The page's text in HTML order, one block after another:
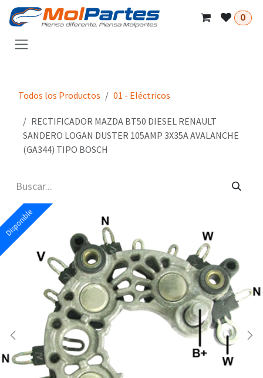
Ir al contenido
0
Todos los Productos 01 - Eléctricos
RECTIFICADOR MAZDA BT50 DIESEL RENAULT
SANDERO LOGAN DUSTER 105AMP 3X35A AVALANCHE
(GA344) TIPO BOSCH
Disponible
Disponible